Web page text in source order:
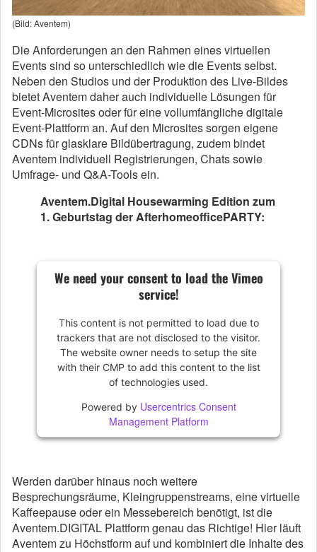
(Bild: Aventem)
Die Anforderungen an den Rahmen eines virtuellen
Events sind so unterschiedlich wie die Events selbst.
Neben den Studios und der Produktion des Live-Bildes
bietet Aventem daher auch individuelle Lösungen für
Event-Microsites oder für eine vollumfängliche digitale
Event-Plattform an. Auf den Microsites sorgen eigene
CDNs für glasklare Bildübertragung, zudem bindet
Aventem individuell Registrierungen, Chats sowie
Umfrage- und Q&A-Tools ein.
Aventem.Digital Housewarming Edition zum
1. Geburtstag der AfterhomeofficePARTY:
We need your consent to load the Vimeo
service!
This content is not permitted to load due to
trackers that are not disclosed to the visitor.
The website owner needs to setup the site
with their CMP to add this content to the list
of technologies used.
Powered by Usercentrics Consent
Management Platform
Werden darüber hinaus noch weitere
Besprechungsräume, Kleingruppenstreams, eine virtuelle
Kaffeepause oder ein Messebereich benötigt, ist die
Aventem.DIGITAL Plattform genau das Richtige! Hier läuft
Aventem zu Höchstform auf und kombiniert die Inhalte des